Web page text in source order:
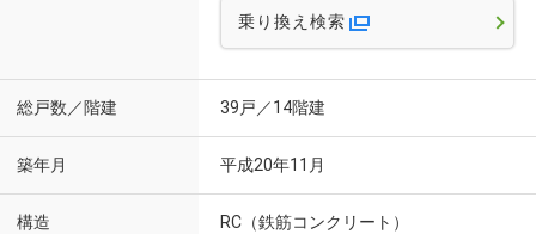
乗り換え検索
総戸数／階建 39戸／14階建
築年月 平成20年11月
構造 RC（鉄筋コンクリート）